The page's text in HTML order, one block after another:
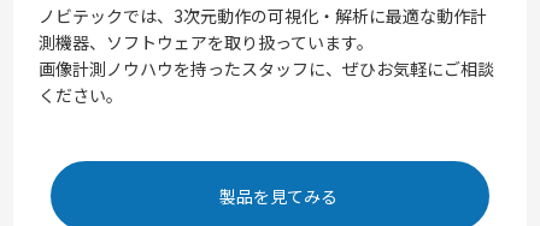
ノビテックでは、3次元動作の可視化・解析に最適な動作計
測機器、ソフトウェアを取り扱っています。
画像計測ノウハウを持ったスタッフに、ぜひお気軽にご相談
ください。
製品を見てみる